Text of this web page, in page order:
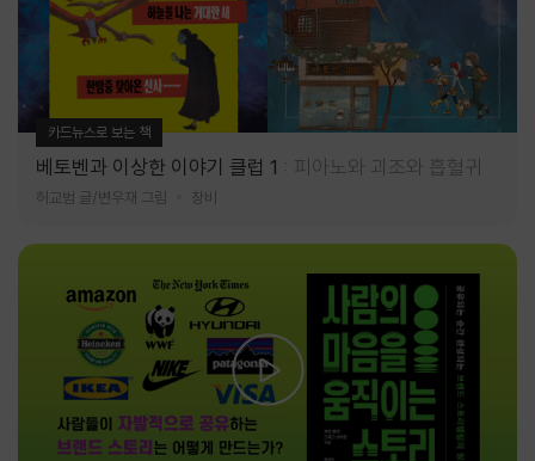
카드뉴스로 보는 책
베토벤과 이상한 이야기 클럽 1 피아노와 괴조와 흡혈귀
허교범 글/변우재 그림 창비